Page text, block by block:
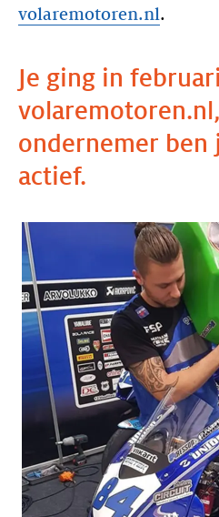
volaremotoren.nl.
Je ging in
ondernemer ben
actief.